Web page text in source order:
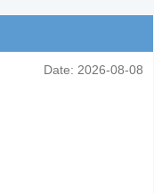
Date: 2026-08-08